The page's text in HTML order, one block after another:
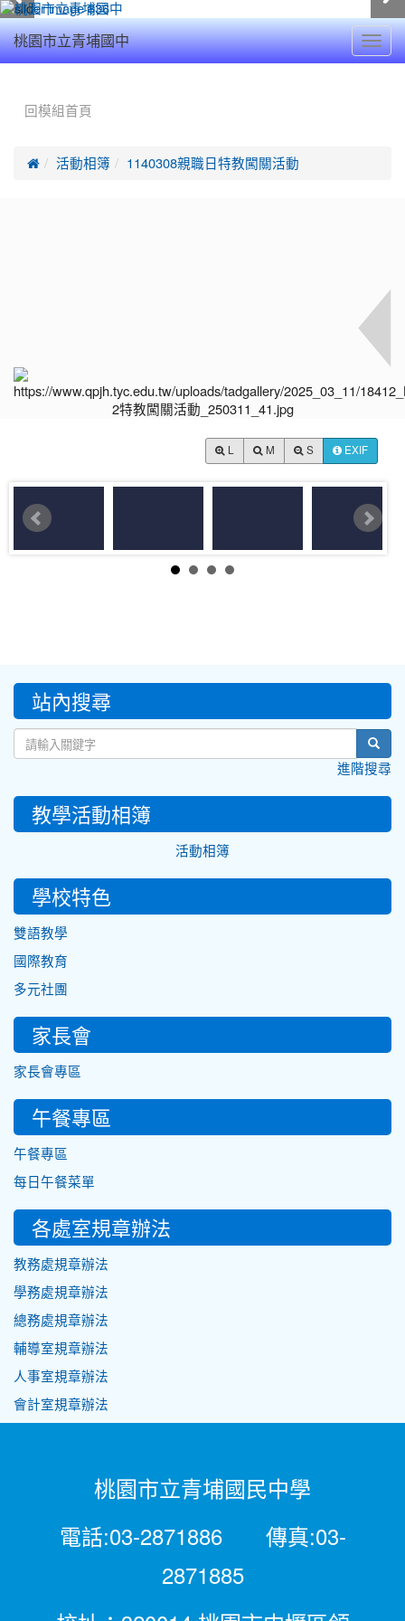
桃園市立青埔國中
回模組首頁
 活動相簿 1140308親職日特教闖關活動
M S EXIF
::: 站內搜尋
進階搜尋
教學活動相簿
活動相簿
學校特色
雙語教學
國際教育
多元社團
家長會
家長會專區
午餐專區
午餐專區
每日午餐菜單
各處室規章辦法
教務處規章辦法
學務處規章辦法
總務處規章辦法
輔導室規章辦法
人事室規章辦法
會計室規章辦法
桃園市立青埔國民中學
電話:03-2871886 傳真:03-
2871885